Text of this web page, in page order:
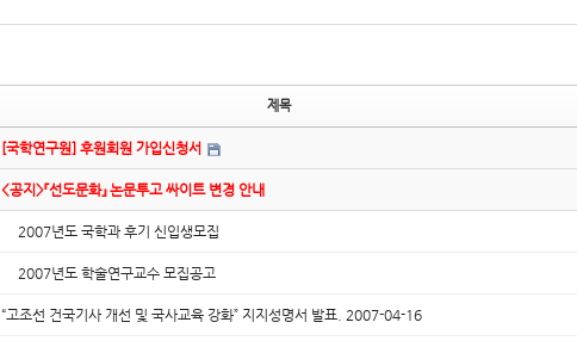
제목
[국학연구원] 후원회원 가입신청서
<공지>『선도문화』 논문투고 싸이트 변경 안내
2007년도 국학과 후기 신입생모집
2007년도 학술연구교수 모집공고
“고조선 건국기사 개선 및 국사교육 강화” 지지성명서 발표. 2007-04-16